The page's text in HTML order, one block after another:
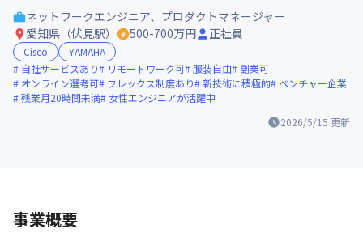
2026/5/15 更新
ネットワークエンジニア、プロダクトマネージャー
愛知県（伏見駅）
500-700万円 正社員
Cisco
YAMAHA
自社サービスあり
リモートワーク可 服装自由
副業可
オンライン選考可
フレックス制度あり 新技術に積極的
ベンチャー企業
残業月20時間未満
女性エンジニアが活躍中
事業概要